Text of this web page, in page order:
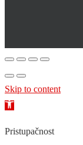
Skip to content
Open
Pristupačnost